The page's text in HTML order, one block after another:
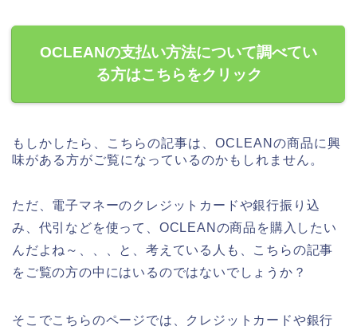
OCLEANの支払い方法について調べてい
る方はこちらをクリック
もしかしたら、こちらの記事は、OCLEANの商品に興
味がある方がご覧になっているのかもしれません。
ただ、電子マネーのクレジットカードや銀行振り込
み、代引などを使って、OCLEANの商品を購入したい
んだよね～、、、と、考えている人も、こちらの記事
をご覧の方の中にはいるのではないでしょうか？
そこでこちらのページでは、クレジットカードや銀行